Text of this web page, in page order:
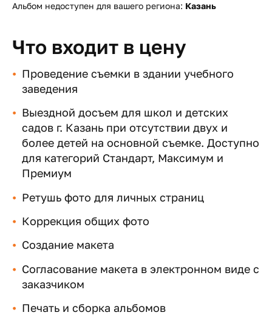
Альбом недоступен для вашего региона: Казань
Что входит в цену
Проведение съемки в здании учебного
заведения
Выездной досъем для школ и детских
садов г. Казань при отсутствии двух и
более детей на основной съемке. Доступно
для категорий Стандарт, Максимум и
Премиум
Ретушь фото для личных страниц
Коррекция общих фото
Создание макета
Согласование макета в электронном виде с
заказчиком
Печать и сборка альбомов